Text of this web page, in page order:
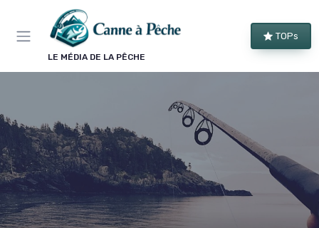
LE MÉDIA DE LA PÊCHE
TOPs
Panneau de gestion des cookies